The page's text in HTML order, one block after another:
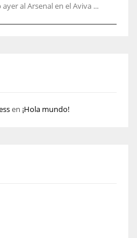
al Arsenal en el Aviva ...
en ¡Hola mundo!